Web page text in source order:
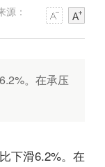
源：
。在承压
下滑6.2%。在